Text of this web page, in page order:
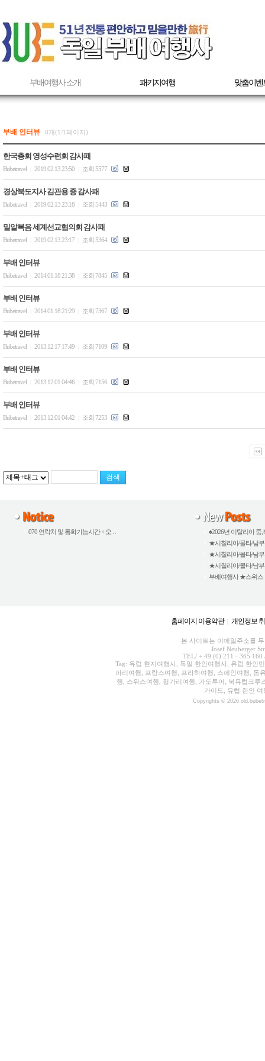
부배여행사 소개 패키지여행 맞춤이벤
부배 인터뷰 8개(1/1페이지)
한국총회 영성수련회 감사패
Bubetravel 2019.02.13 23:50 조회 5577
경상북도지사 김관용 증 감사패
Bubetravel 2019.02.13 23:18 조회 5443
밀알복음 세계선교협의회 감사패
Bubetravel 2019.02.13 23:17 조회 5364
부배 인터뷰
Bubetravel 2014.01.18 21:38 조회 7845
부배 인터뷰
Bubetravel 2014.01.18 21:29 조회 7367
부배 인터뷰
Bubetravel 2013.12.17 17:49 조회 7109
부배 인터뷰
Bubetravel 2013.12.01 04:46 조회 7156
부배 인터뷰
Bubetravel 2013.12.01 04:42 조회 7253
♠2026년 이탈리아 중,
★시칠리아/몰타/남
★시칠리아/몰타/남
★시칠리아/몰타/남
부배여행사 ★스위스
070 연락처 및 통화가능시간 + 오 . .
홈페이지 이용약관 개인정보
본 사이트는 이메일주소를
Josef Neuberger
TEL/ + 49 (0) 211 - 365 160
Tag: 유럽 현지여행사, 독일 한인여행사, 유럽 한인
파리여행, 프랑스여행, 프라하여행, 스페인여행, 동
행, 스위스여행, 헝가리여행, 가도투어, 북유럽크
가이드, 유럽 한인
Copyrights © 2026